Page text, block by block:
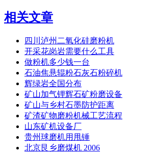
相关文章
四川泸州二氧化硅磨粉机
开采花岗岩需要什么工具
做粉机多少钱一台
石油焦悬辊粉石灰石粉碎机
辉绿岩全国分布
矿山加气锂辉石矿粉磨设备
矿山与乡村石墨防护距离
矿渣矿物磨粉机械工艺流程
山东矿机设备厂
贵州球磨机用甩锤
北京艮乡磨煤机 2006